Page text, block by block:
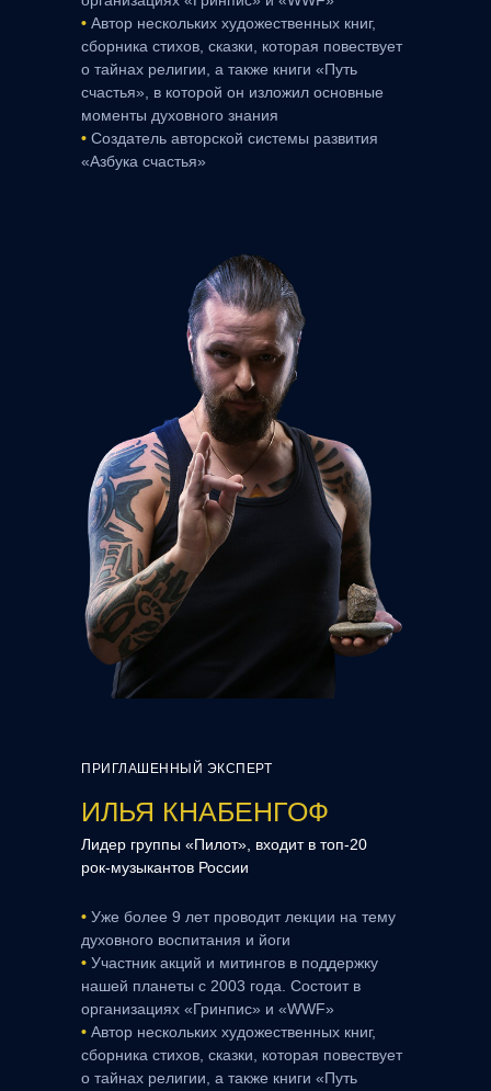
• Автор нескольких художественных книг,
сборника стихов, сказки, которая повествует
о тайнах религии, а также книги «Путь
счастья», в которой он изложил основные
моменты духовного знания
• Создатель авторской системы развития
«Азбука счастья»
ПРИГЛАШЕННЫЙ ЭКСПЕРТ
ИЛЬЯ КНАБЕНГОФ
Лидер группы «Пилот», входит в топ-20
рок-музыкантов России
• Уже более 9 лет проводит лекции на тему
духовного воспитания и йоги
• Участник акций и митингов в поддержку
нашей планеты с 2003 года. Состоит в
организациях «Гринпис» и «WWF»
• Автор нескольких художественных книг,
сборника стихов, сказки, которая повествует
о тайнах религии, а также книги «Путь